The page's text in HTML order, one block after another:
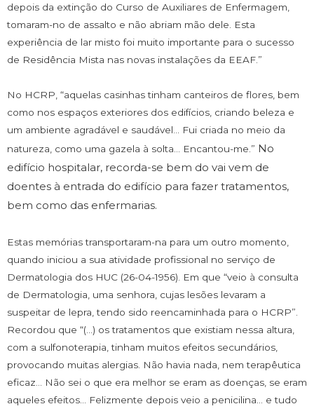
depois da extinção do Curso de Auxiliares de Enfermagem,
tomaram-no de assalto e não abriam mão dele. Esta
experiência de lar misto foi muito importante para o sucesso
de Residência Mista nas novas instalações da EEAF.”
No HCRP, “aquelas casinhas tinham canteiros de flores, bem
como nos espaços exteriores dos edifícios, criando beleza e
um ambiente agradável e saudável… Fui criada no meio da
natureza, como uma gazela à solta… Encantou-me.” No
edifício hospitalar, recorda-se bem do vai vem de
doentes à entrada do edifício para fazer tratamentos,
bem como das enfermarias.
Estas memórias transportaram-na para um outro momento,
quando iniciou a sua atividade profissional no serviço de
Dermatologia dos HUC (26-04-1956). Em que “veio à consulta
de Dermatologia, uma senhora, cujas lesões levaram a
suspeitar de lepra, tendo sido reencaminhada para o HCRP”.
Recordou que “(…) os tratamentos que existiam nessa altura,
com a sulfonoterapia, tinham muitos efeitos secundários,
provocando muitas alergias. Não havia nada, nem terapêutica
eficaz… Não sei o que era melhor se eram as doenças, se eram
aqueles efeitos… Felizmente depois veio a penicilina… e tudo